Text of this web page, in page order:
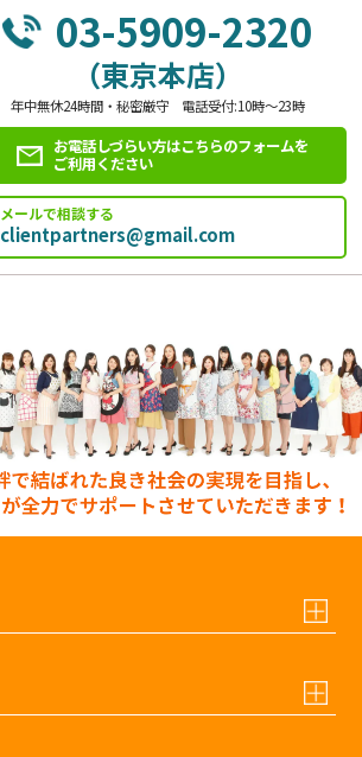
03-5909-2320
（東京本店）
年中無休24時間・秘密厳守 電話受付:10時～23時
お電話しづらい方はこちらのフォームを
ご利用ください
メールで相談する
clientpartners@gmail.com